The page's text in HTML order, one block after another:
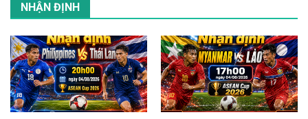
NHẬN ĐỊNH